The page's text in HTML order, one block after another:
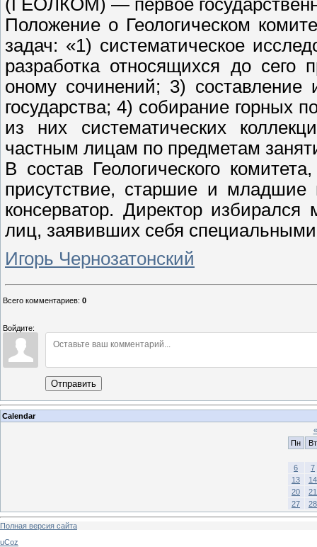
(ГЕОЛКОМ) — первое
Положение о Геологическом
задач: «1) систематическое
разработка относящихся до
оному сочинений; 3) составление
государства; 4) собирание горных
из них систематических
частным лицам по предметам
В состав Геологического
присутствие, старшие и младшие
консерватор. Директор
лиц, заявивших себя
Игорь Чернозатонский
Всего комментариев: 0
Войдите:
Отправить
Calendar
«
Пн
Вт
6
7
13
14
20
21
27
28
Полная версия сайта
uCoz